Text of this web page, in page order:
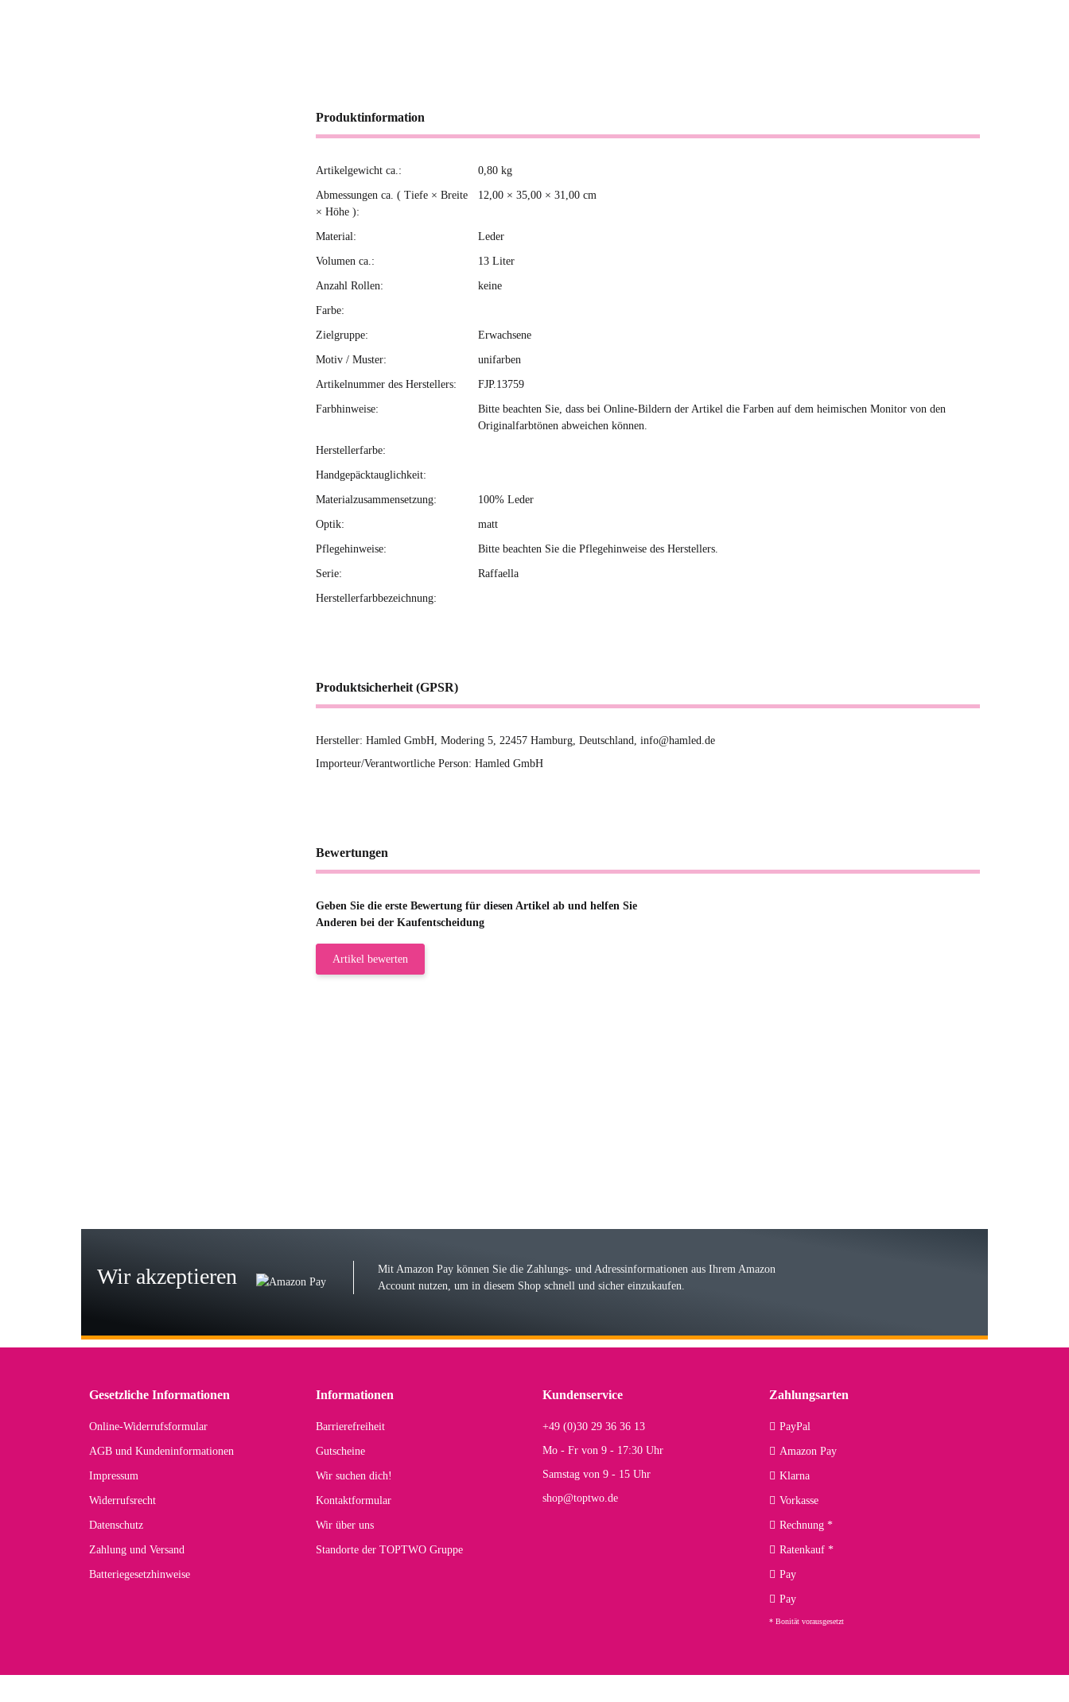
Produktinformation
Produkteigenschaft
Wert
Artikelgewicht ca.: 0,80 kg
Abmessungen ca. ( Tiefe × Breite
× Höhe ):
12,00 × 35,00 × 31,00 cm
Material: Leder
Volumen ca.: 13 Liter
Anzahl Rollen: keine
Farbe:
Zielgruppe: Erwachsene
Motiv / Muster: unifarben
Artikelnummer des Herstellers: FJP.13759
Farbhinweise:
Bitte beachten Sie, dass bei Online-Bildern der Artikel die Farben auf dem heimischen Monitor von den
Originalfarbtönen abweichen können.
Herstellerfarbe:
Handgepäcktauglichkeit:
Materialzusammensetzung: 100% Leder
Optik: matt
Pflegehinweise: Bitte beachten Sie die Pflegehinweise des Herstellers.
Serie: Raffaella
Herstellerfarbbezeichnung:
Produktsicherheit (GPSR)
Hersteller: Hamled GmbH, Modering 5, 22457 Hamburg, Deutschland, info@hamled.de
Importeur/Verantwortliche Person: Hamled GmbH
Bewertungen
Geben Sie die erste Bewertung für diesen Artikel ab und helfen Sie
Anderen bei der Kaufentscheidung
Artikel bewerten
Der Koffer macht einen sehr soliden Eindruck. Die Zuverlässigkeit muss sich noch in den kommenden Jahren herausstellen. Spannend wird es falls
Hans E
Wir akzeptieren
Mit Amazon Pay können Sie die Zahlungs- und Adressinformationen aus Ihrem Amazon
Account nutzen, um in diesem Shop schnell und sicher einzukaufen.
Gesetzliche Informationen
Online-Widerrufsformular
AGB und Kundeninformationen
Impressum
Widerrufsrecht
Datenschutz
Zahlung und Versand
Batteriegesetzhinweise
Informationen
Barrierefreiheit
Gutscheine
Wir suchen dich!
Kontaktformular
Wir über uns
Standorte der TOPTWO Gruppe
Kundenservice
+49 (0)30 29 36 36 13
Mo - Fr von 9 - 17:30 Uhr
Samstag von 9 - 15 Uhr
shop@toptwo.de
Zahlungsarten
PayPal
Amazon Pay
Klarna
Vorkasse
Rechnung *
Ratenkauf *
Pay
Pay
* Bonität vorausgesetzt